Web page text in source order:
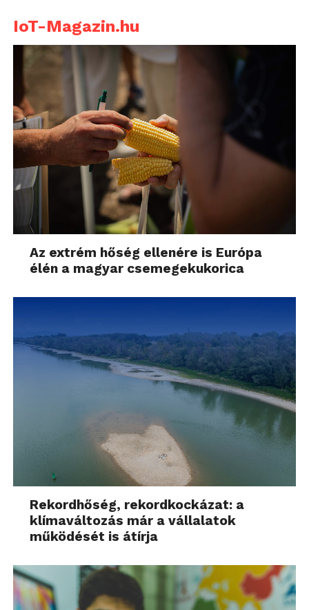
IoT-Magazin.hu
Az extrém hőség ellenére is Európa
élén a magyar csemegekukorica
Rekordhőség, rekordkockázat: a
klímaváltozás már a vállalatok
működését is átírja